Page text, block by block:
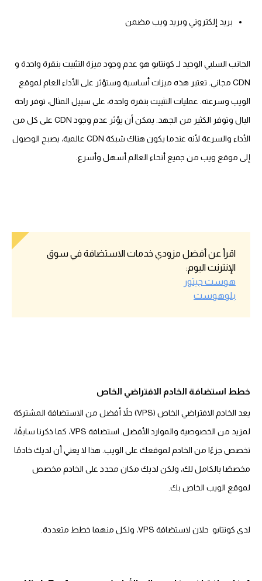
بريد إلكتروني وبريد ويب مضمن
الجانب السلبي الوحيد لـ كونتابو هو عدم وجود ميزة التثبيت بنقرة واحدة و
CDN مجاني. تعتبر هذه ميزات أساسية وستؤثر على الأداء العام لموقع
الويب وسرعته. عمليات التثبيت بنقرة واحدة، على سبيل المثال، توفر راحة
البال وتوفر الكثير من الجهد. يمكن أن يؤثر عدم وجود CDN على كل من
الأداء والسرعة لأنه عندما يكون هناك شبكة CDN عالمية، يصبح الوصول
إلى موقع ويب من جميع أنحاء العالم أسهل وأسرع.
اقرأ عن أفضل مزودي خدمات الاستضافة في سوق
الإنترنت اليوم:
هوست جيتور
بلوهوست
خطط استضافة الخادم الافتراضي الخاص
يعد الخادم الافتراضي الخاص (VPS) حلاً أفضل من الاستضافة المشتركة
لمزيد من الخصوصية والموارد الأفضل. استضافة VPS، كما ذكرنا سابقًا،
تخصص جزءًا من الخادم لموقعك على الويب. هذا لا يعني أن لديك خادمًا
مخصصًا بالكامل لك، ولكن لديك مكان محدد على الخادم مخصص
لموقع الويب الخاص بك.
لدى كونتابو حلان لاستضافة VPS، ولكل منهما خطط متعددة.